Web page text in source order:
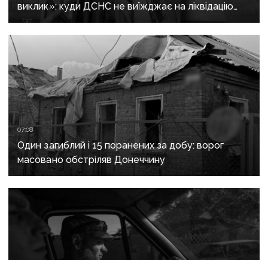
виклик»: куди ДСНС не виїжджає на ліквідацію
надзвичайних ситуацій у Краматорську
та Слов’янську
07:08
Один загиблий і 15 поранених за добу: ворог
масовано обстріляв Донеччину